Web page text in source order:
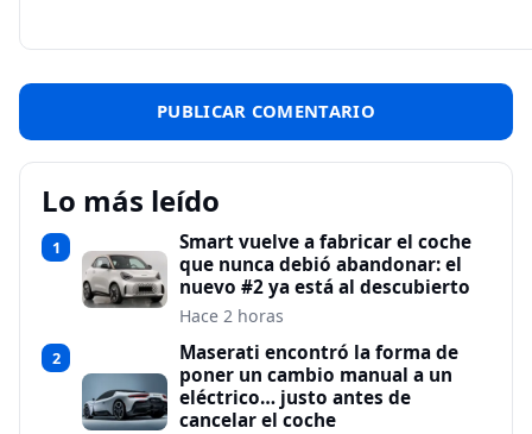
Lo más leído
1
Smart vuelve a fabricar el coche
que nunca debió abandonar: el
nuevo #2 ya está al descubierto
Hace 2 horas
2
Maserati encontró la forma de
poner un cambio manual a un
eléctrico… justo antes de
cancelar el coche